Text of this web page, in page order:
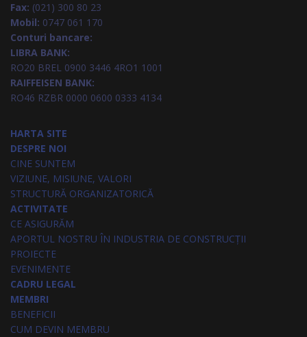
Fax: (021) 300 80 23
Mobil: 0747 061 170
Conturi bancare:
LIBRA BANK:
RO20 BREL 0900 3446 4RO1 1001
RAIFFEISEN BANK:
RO46 RZBR 0000 0600 0333 4134
HARTA SITE
DESPRE NOI
CINE SUNTEM
VIZIUNE, MISIUNE, VALORI
STRUCTURĂ ORGANIZATORICĂ
ACTIVITATE
CE ASIGURĂM
APORTUL NOSTRU ÎN INDUSTRIA DE CONSTRUCȚII
PROIECTE
EVENIMENTE
CADRU LEGAL
MEMBRI
BENEFICII
CUM DEVIN MEMBRU